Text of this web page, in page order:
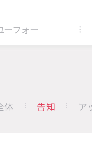
ーフォー
体 告知 ア